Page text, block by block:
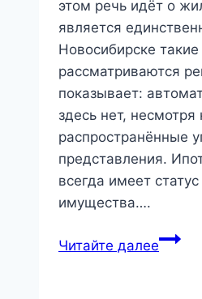
этом речь идёт о
является
Новосибирске
рассматриваются
показывает:
здесь нет, несмотря
распространённые
представления.
всегда имеет
имущества….
Читайте далее